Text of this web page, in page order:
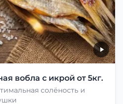
вобла с икрой от 5кг.
солёность и